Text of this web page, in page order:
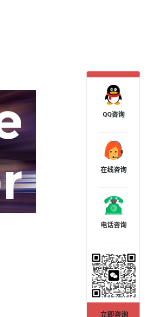
QQ咨询
在线咨询
电话咨询
立即咨询